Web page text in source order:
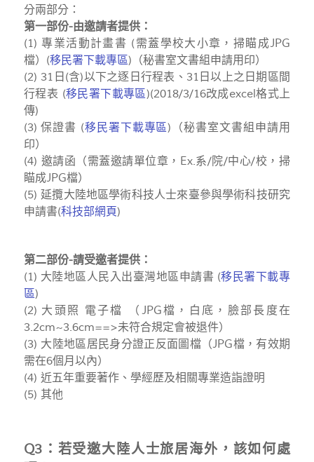
分兩部分：
第一部份-由邀請者提供：
(1) 專業活動計畫書 (需蓋學校大小章，掃瞄成JPG
檔）(移民署下載專區)（秘書室文書組申請用印）
(2) 31日(含)以下之逐日行程表、31日以上之日期區間
行程表 (移民署下載專區)(2018/3/16改成excel格式上
傳)
(3) 保證書 (移民署下載專區)（秘書室文書組申請用
印）
(4) 邀請函（需蓋邀請單位章，Ex.系/院/中心/校，掃
瞄成JPG檔）
(5) 延攬大陸地區學術科技人士來臺參與學術科技研究
申請書(科技部網頁)
第二部份-請受邀者提供：
(1) 大陸地區人民入出臺灣地區申請書 (移民署下載專
區)
(2) 大頭照 電子檔 （JPG檔，白底，臉部長度在
3.2cm~3.6cm==>未符合規定會被退件）
(3) 大陸地區居民身分證正反面圖檔（JPG檔，有效期
需在6個月以內）
(4) 近五年重要著作、學經歷及相關專業造詣證明
(5) 其他
Q3：若受邀大陸人士旅居海外，該如何處